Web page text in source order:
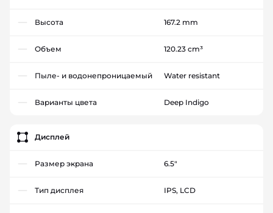
Высота 167.2 mm
Объем 120.23 cm³
Пыле- и водонепроницаемый Water resistant
Варианты цвета Deep Indigo
Дисплей
Размер экрана 6.5"
Тип дисплея IPS, LCD